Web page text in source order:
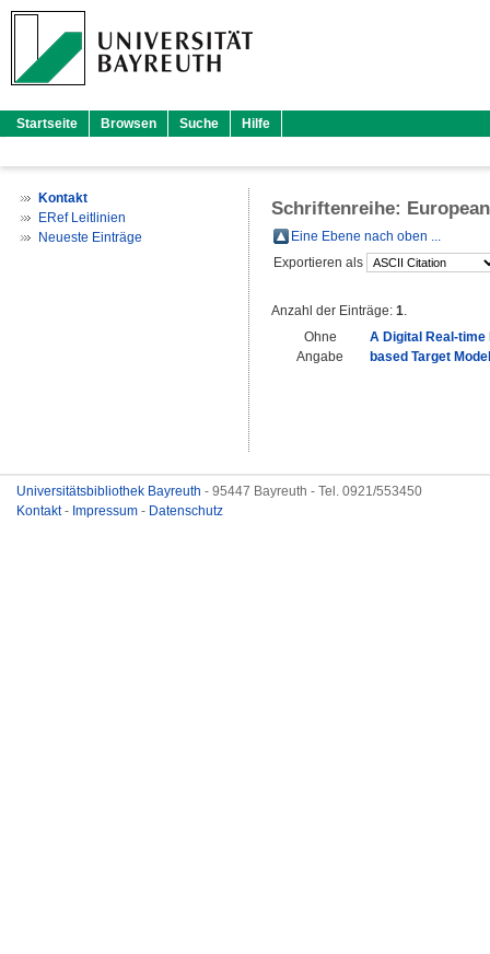
Startseite Browsen Suche Hilfe
Kontakt
ERef Leitlinien
Neueste Einträge
Schriftenreihe:
Eine Ebene nach oben ...
Exportieren als
Anzahl der Einträge: 1.
Ohne
Angabe
A Digital Real-
based Target Model
Universitätsbibliothek Bayreuth - 95447 Bayreuth - Tel. 0921/553450
Kontakt- Impressum - Datenschutz